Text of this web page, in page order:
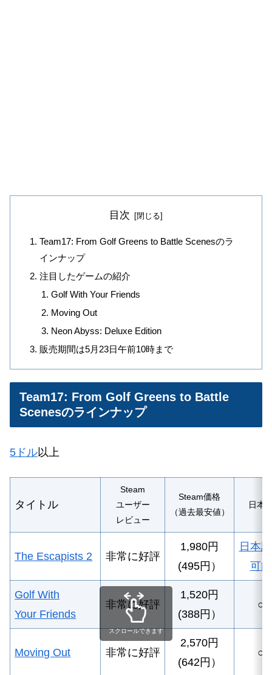
目次
Team17: From Golf Greens to Battle Scenesのラ
インナップ
注目したゲームの紹介
Golf With Your Friends
Moving Out
Neon Abyss: Deluxe Edition
販売期間は5月23日午前10時まで
Team17: From Golf Greens to Battle
Scenesのラインナップ
5ドル以上
タイトル
Steam
ユーザー
レビュー
Steam価格
（過去最安値）
日本
The Escapists 2 非常に好評
1,980円
(495円）
日本
可能
Golf With
Your Friends
非常に好評
1,520円
(388円）
○
Moving Out 非常に好評
2,570円
(642円）
○
スクロールできます